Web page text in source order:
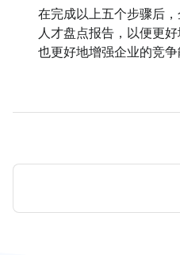
在完成以上五个步骤后
人才盘点报告，以便更
也更好地增强企业的竞争